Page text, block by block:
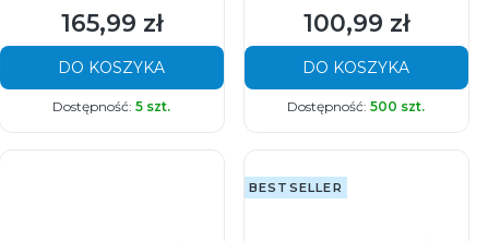
Cena
165,99 zł
DO KOSZYKA
Dostępność:5 szt.
Cena
100,99 zł
DO KOSZYKA
Dostępność:500 szt.
BESTSELLER